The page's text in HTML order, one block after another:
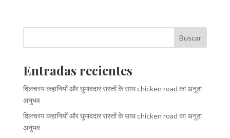
Buscar
Entradas recientes
दिलचस्प कहानियों और घुमावदार रास्तों के साथ chicken road का अनूठा
अनुभव
दिलचस्प कहानियों और घुमावदार रास्तों के साथ chicken road का अनूठा
अनुभव